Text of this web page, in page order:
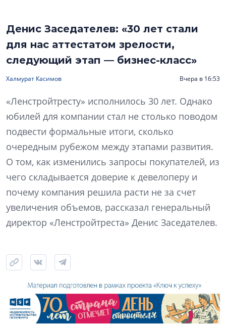
Денис Заседателев: «30 лет стали
для нас аттестатом зрелости,
следующий этап — бизнес-класс»
Халмурат Касимов Вчера в 16:53
«Ленстройтресту» исполнилось 30 лет. Однако
юбилей для компании стал не столько поводом
подвести формальные итоги, сколько
очередным рубежом между этапами развития.
О том, как изменились запросы покупателей, из
чего складывается доверие к девелоперу и
почему компания решила расти не за счет
увеличения объемов, рассказал генеральный
директор «Ленстройтреста» Денис Заседателев.